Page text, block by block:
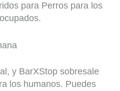
para Perros para los
y BarXStop sobresale
los humanos. Puedes